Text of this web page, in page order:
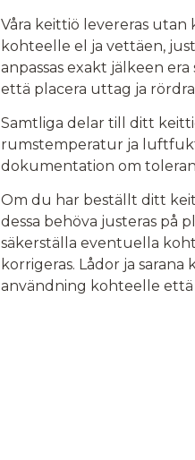
Våra keittiö levereras
kohteelle el ja vettäen,
anpassas exakt jälkeen
että placera uttag ja
Samtliga delar till ditt
rumstemperatur ja
dokumentation om
Om du har beställt ditt
dessa behöva justeras på
säkerställa eventuella
korrigeras. Lådor ja
användning kohteelle